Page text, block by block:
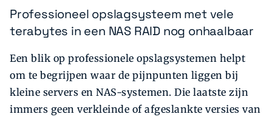
Professioneel opslagsysteem met vele
terabytes in een NAS RAID nog onhaalbaar
Een blik op professionele opslagsystemen helpt
om te begrijpen waar de pijnpunten liggen bij
kleine servers en NAS-systemen. Die laatste zijn
immers geen verkleinde of afgeslankte versies van